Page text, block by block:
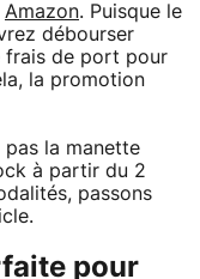
Amazon. Puisque le
débourser
frais de port pour
la promotion
pas la manette
à partir du 2
passons
pour